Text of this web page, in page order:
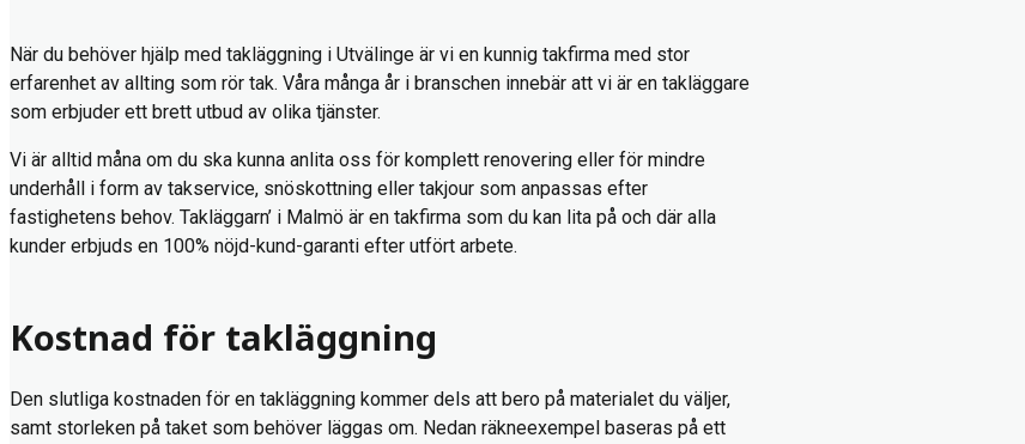
När du behöver hjälp med takläggning i Utvälinge är vi en kunnig takfirma med stor
erfarenhet av allting som rör tak. Våra många år i branschen innebär att vi är en takläggare
som erbjuder ett brett utbud av olika tjänster.
Vi är alltid måna om du ska kunna anlita oss för komplett renovering eller för mindre
underhåll i form av takservice, snöskottning eller takjour som anpassas efter
fastighetens behov. Takläggarn’ i Malmö är en takfirma som du kan lita på och där alla
kunder erbjuds en 100% nöjd-kund-garanti efter utfört arbete.
Kostnad för takläggning
Den slutliga kostnaden för en takläggning kommer dels att bero på materialet du väljer,
samt storleken på taket som behöver läggas om. Nedan räkneexempel baseras på ett